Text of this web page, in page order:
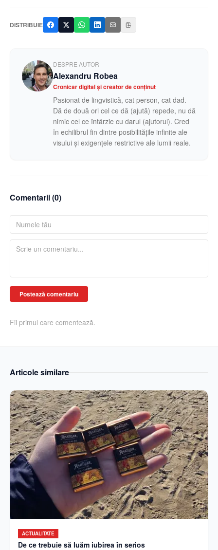
DISTRIBUIE
DESPRE AUTOR
Alexandru Robea
Cronicar digital și creator de conținut
Pasionat de lingvistică, cat person, cat dad.
Dă de două ori cel ce dă (ajută) repede, nu dă
nimic cel ce întârzie cu darul (ajutorul). Cred
în echilibrul fin dintre posibilitățile infinite ale
visului și exigențele restrictive ale lumii reale.
Comentarii (0)
Postează comentariu
Fii primul care comentează.
Articole similare
ACTUALITATE
De ce trebuie să luăm iubirea în serios